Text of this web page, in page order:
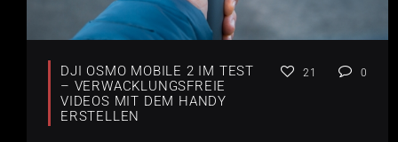
DJI OSMO MOBILE 2 IM TEST
– VERWACKLUNGSFREIE
VIDEOS MIT DEM HANDY
ERSTELLEN
21 0